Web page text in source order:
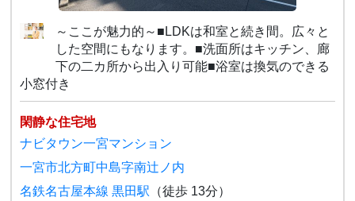
～ここが魅力的～■LDKは和室と続き間。広々と
した空間にもなります。■洗面所はキッチン、廊
下の二カ所から出入り可能■浴室は換気のできる
小窓付き
閑静な住宅地
ナビタウン一宮マンション
一宮市北方町中島字南辻ノ内
名鉄名古屋本線 黒田駅 （徒歩 13分）